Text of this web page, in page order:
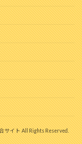
サイト All Rights Reserved.